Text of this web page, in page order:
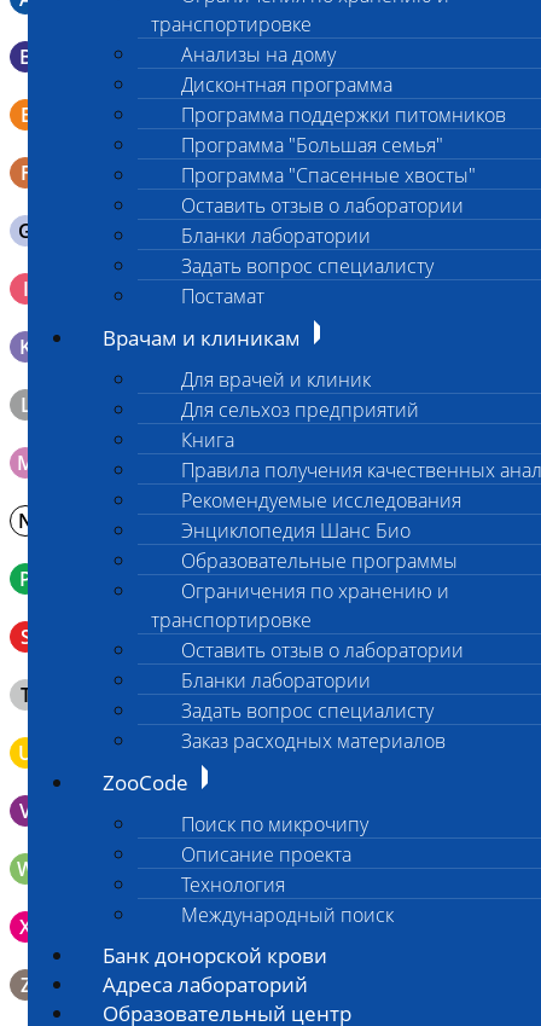
транспортировке
Анализы на дому
Дисконтная программа
Программа поддержки питомников
Программа "Большая семья"
Программа "Спасенные хвосты"
Оставить отзыв о лаборатории
Бланки лаборатории
Задать вопрос специалисту
Постамат
Врачам и клиникам
Для врачей и клиник
Для сельхоз предприятий
Книга
Правила получения качественных
Рекомендуемые исследования
Энциклопедия Шанс Био
Образовательные программы
Ограничения по хранению и
транспортировке
Оставить отзыв о лаборатории
Бланки лаборатории
Задать вопрос специалисту
Заказ расходных материалов
ZooCode
Поиск по микрочипу
Описание проекта
Технология
Международный поиск
Банк донорской крови
Адреса лабораторий
Образовательный центр
B Мазок в пробирку со средой Эймса (Стюарта)
E
Смывы со слизистых в пробирку Эппендорфа (с
физраствором 0.5 мл)
F Кал в контейнере с ложечкой
G Содержимое желудка 10-30 мл
I
Кровь 2-3 мл. на фильтр-бумаге, высушенная для
генетических исследований
K Образец тканей в контейнере с 10% раствором формалина
L Материал берется только в лаборатории!
M Мазок на стекло
N Молоко в контейнере 10-30 мл
P Кровь в пробирку с К3ЭДТА (К2ЭДТА)
S
Венозная кровь в пробирке с активатором свертывания
без разделительного геля
T
Клещ (не более 2 шт.), плотно закрытая сухая пробирка
типа Эппендорф
U Моча во флаконе 5 - 10 мл
V
W Волос (шерсть) в пробирке Эппендорфа
X
Зонд щеточка с буккальным эпителием с внутренней
Z
Биопсийный эндоскопический материал в 10% растворе
формалина. До 10 фрагментов с одной локации.